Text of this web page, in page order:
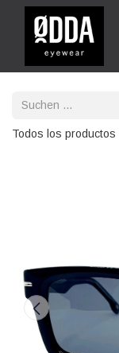
Todos los productos